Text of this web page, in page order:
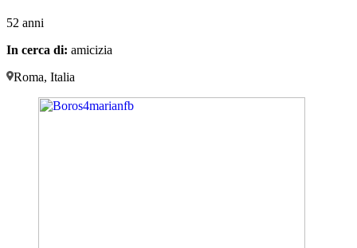
52 anni
In cerca di: amicizia
Roma, Italia